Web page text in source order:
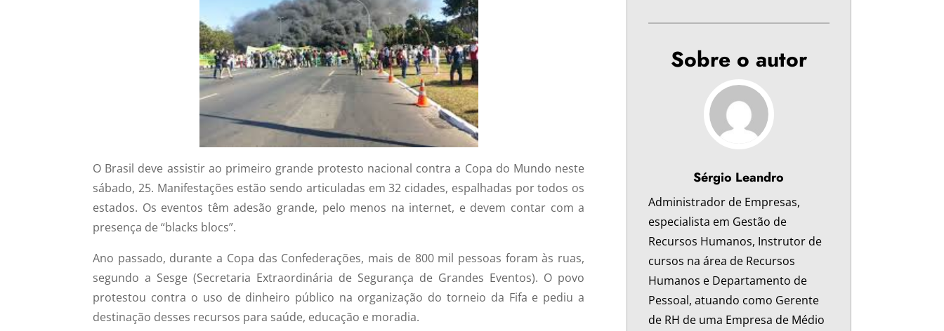
O Brasil deve assistir ao primeiro grande protesto nacional contra a Copa do Mundo neste
sábado, 25. Manifestações estão sendo articuladas em 32 cidades, espalhadas por todos os
estados. Os eventos têm adesão grande, pelo menos na internet, e devem contar com a
presença de “blacks blocs”.
Ano passado, durante a Copa das Confederações, mais de 800 mil pessoas foram às ruas,
segundo a Sesge (Secretaria Extraordinária de Segurança de Grandes Eventos). O povo
protestou contra o uso de dinheiro público na organização do torneio da Fifa e pediu a
destinação desses recursos para saúde, educação e moradia.
Sobre o autor
Sérgio Leandro
Administrador de Empresas,
especialista em Gestão de
Recursos Humanos, Instrutor de
cursos na área de Recursos
Humanos e Departamento de
Pessoal, atuando como Gerente
de RH de uma Empresa de Médio